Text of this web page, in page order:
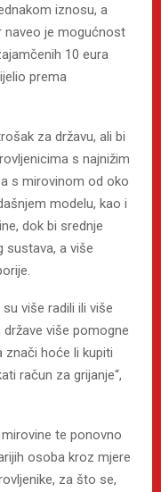
iznosu, a
je mogućnost
10 eura
prema
za državu, ali bi
s najnižim
s mirovinom od oko
modelu, kao i
dok bi srednje
sustava, a više
više radili ili više
više pomogne
znači hoće li kupiti
račun za grijanje“,
te ponovno
osoba kroz mjere
za što se,